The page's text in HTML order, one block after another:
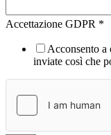
Accettazione GDPR *
Acconsento a
inviate così che